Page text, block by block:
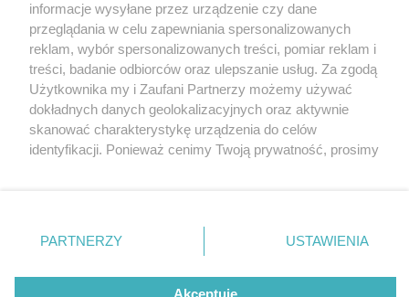
W Bytomiu powstaje
Droneland
Wróć do artykułu:
Ekipa filmowa rozstawiła się na pl. Sobieskiego. W
Bytomiu powstaje międzynarodowa produkcja
Nie zapomnij
zapoznać się z:
polityką prywatności regulamin korzystania z portali
Twojemiasto
Piekary Śląskie
Chorzów
Tarnowskie Góry
Gliwice
Skontakuj sięz nami
Kontakt
Wydawca
Pogoda
informacje wysyłane przez urządzenie czy dane
przeglądania w celu zapewniania spersonalizowanych
reklam, wybór spersonalizowanych treści, pomiar reklam i
treści, badanie odbiorców oraz ulepszanie usług. Za zgodą
Użytkownika my i Zaufani Partnerzy możemy używać
dokładnych danych geolokalizacyjnych oraz aktywnie
skanować charakterystykę urządzenia do celów
identyfikacji. Ponieważ cenimy Twoją prywatność, prosimy
prywatności znajdujący się w lewym dolnym rogu strony
. Niektóre rodzaje przetwarzania danych nie wymagają
zgody użytkownika, ale masz prawo sprzeciwić się
takiemu przetwarzaniu. Preferencje będą miały
PARTNERZY USTAWIENIA
Akceptuję